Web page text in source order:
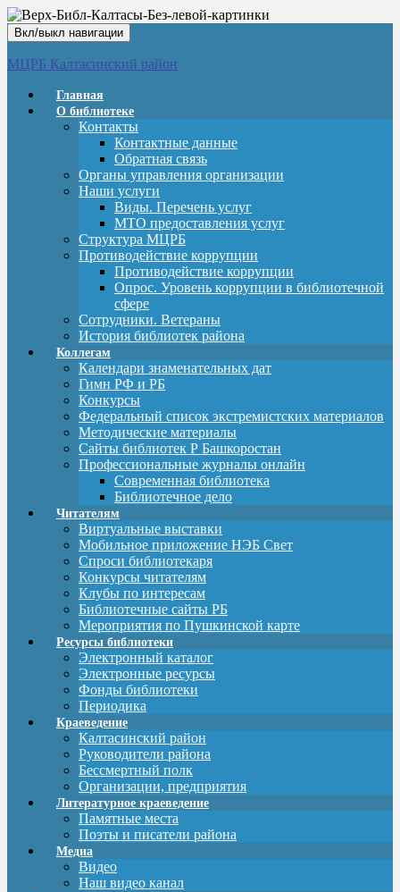
Вкл/выкл навигации
МЦРБ Калтасинский район
Главная
О библиотеке
Контакты
Контактные данные
Обратная связь
Органы управления организации
Наши услуги
Виды. Перечень услуг
МТО предоставления услуг
Структура МЦРБ
Противодействие коррупции
Противодействие коррупции
Опрос. Уровень коррупции в библиотечной
сфере
Сотрудники. Ветераны
История библиотек района
Коллегам
Календари знаменательных дат
Гимн РФ и РБ
Конкурсы
Федеральный список экстремистских материалов
Методические материалы
Сайты библиотек Р Башкоростан
Профессиональные журналы онлайн
Современная библиотека
Библиотечное дело
Читателям
Виртуальные выставки
Мобильное приложение НЭБ Свет
Спроси библиотекаря
Конкурсы читателям
Клубы по интересам
Библиотечные сайты РБ
Мероприятия по Пушкинской карте
Ресурсы библиотеки
Электронный каталог
Электронные ресурсы
Фонды библиотеки
Периодика
Краеведение
Калтасинский район
Руководители района
Бессмертный полк
Организации, предприятия
Литературное краеведение
Памятные места
Поэты и писатели района
Медиа
Видео
Наш видео канал